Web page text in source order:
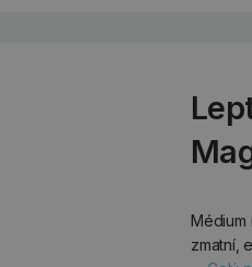
Médium
zmatní,